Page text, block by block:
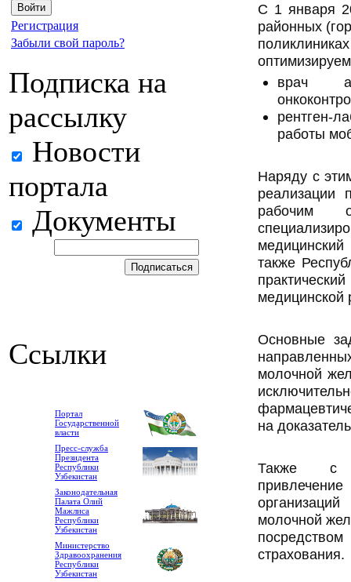
Регистрация
Забыли свой пароль?
Подписка на
рассылку
Новости
портала
Документы
Ссылки
Портал
Государственной
власти
Пресс-служба
Президента
Республики
Узбекистан
Законодательная
Палата Олий
Мажлиса
Республики
Узбекистан
Министерство
Здравоохранения
Республики
Узбекистан
С 1 января
районных
врач
рентген-
работы
Наряду с
реализации
рабочим
также
медицинской
Основные
молочной
на
Также с 1
молочной
посредством
страхования.